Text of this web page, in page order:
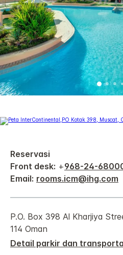
Reservasi
Front desk: +968-24-
Email: rooms.icm@ihg.com
P.O. Box 398 Al Kharjiya
114 Oman
Detail parkir dan